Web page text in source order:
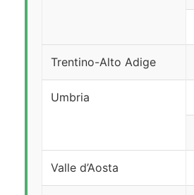
Trentino-Alto Adige
Umbria
Valle d’Aosta